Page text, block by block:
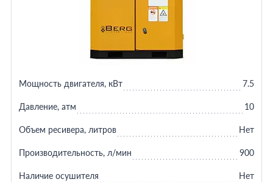
Мощность двигателя, кВт 7.5
Давление, атм 10
Объем ресивера, литров Нет
Производительность, л/мин 900
Наличие осушителя Нет